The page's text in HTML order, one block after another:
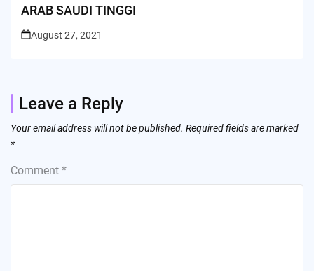
ARAB SAUDI TINGGI
August 27, 2021
Leave a Reply
Your email address will not be published. Required fields are marked
*
Comment *